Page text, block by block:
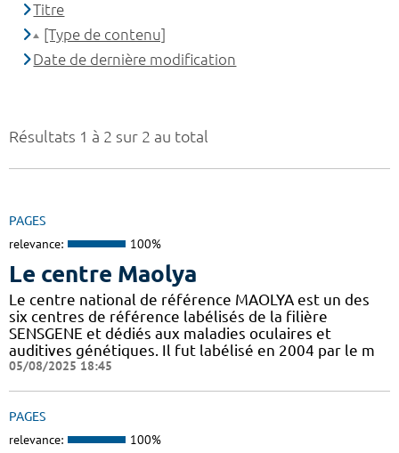
Résultats 1 à 2 sur 2 au total
PAGES
relevance: 100%
Le centre Maolya
Le centre national de référence MAOLYA est un des
six centres de référence labélisés de la filière
SENSGENE et dédiés aux maladies oculaires et
auditives génétiques. Il fut labélisé en 2004 par le m
05/08/2025 18:45
PAGES
relevance: 100%
Titre
[Type de contenu]
Date de dernière modification